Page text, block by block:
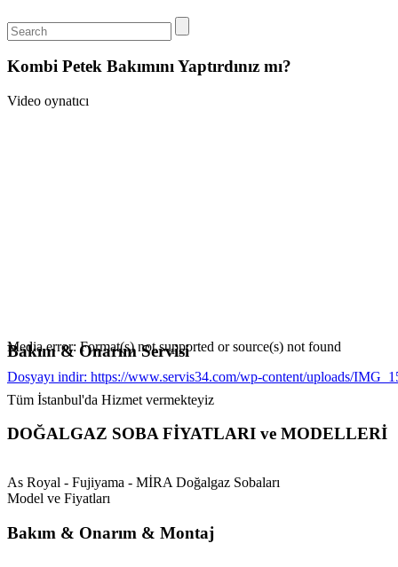
Kombi Petek Bakımını Yaptırdınız mı?
Video oynatıcı
Media error: Format(s) not supported or source(s) not found
Dosyayı indir: https://www.servis34.com/wp-content/uploads/
Bakım & Onarım Servisi
Tüm İstanbul'da Hizmet vermekteyiz
DOĞALGAZ SOBA FİYATLARI ve MODELLERİ
As Royal - Fujiyama - MİRA Doğalgaz Sobaları
Model ve Fiyatları
Bakım & Onarım & Montaj